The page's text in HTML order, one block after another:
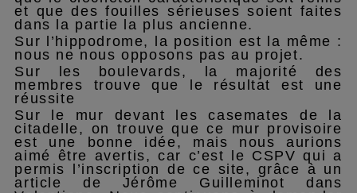
et que des fouilles sérieuses soient faites
dans la partie la plus ancienne.
Sur l’hippodrome, la position est la même :
nous ne nous opposons pas au projet.
Sur les boulevards, la majorité des
membres trouve que le résultat est une
réussite
Sur le mur devant les casemates de la
citadelle, on trouve que ce mur provisoire
est une bonne idée, mais nous aurions
aimé être avertis, car c’est le CSPV qui a
permis l’inscription de ce site, grâce à un
article de Jérôme Guilleminot dans